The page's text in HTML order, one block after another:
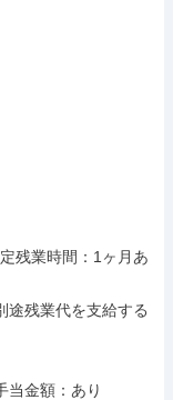
残業時間：1ヶ月あ
途残業代を支給する
当金額：あり